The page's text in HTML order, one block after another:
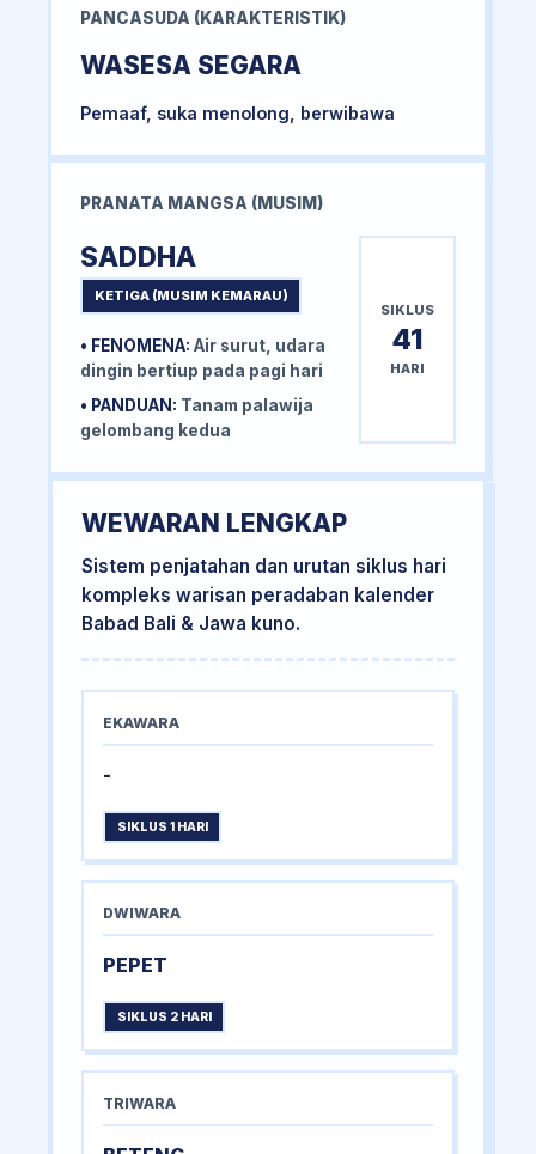
PANCASUDA (KARAKTERISTIK)
WASESA SEGARA
Pemaaf, suka menolong, berwibawa
PRANATA MANGSA (MUSIM)
SADDHA
KETIGA (MUSIM KEMARAU)
• FENOMENA: Air surut, udara
dingin bertiup pada pagi hari
• PANDUAN: Tanam palawija
gelombang kedua
SIKLUS
41
HARI
WEWARAN LENGKAP
Sistem penjatahan dan urutan siklus hari
kompleks warisan peradaban kalender
Babad Bali & Jawa kuno.
EKAWARA
-
SIKLUS 1 HARI
DWIWARA
PEPET
SIKLUS 2 HARI
TRIWARA